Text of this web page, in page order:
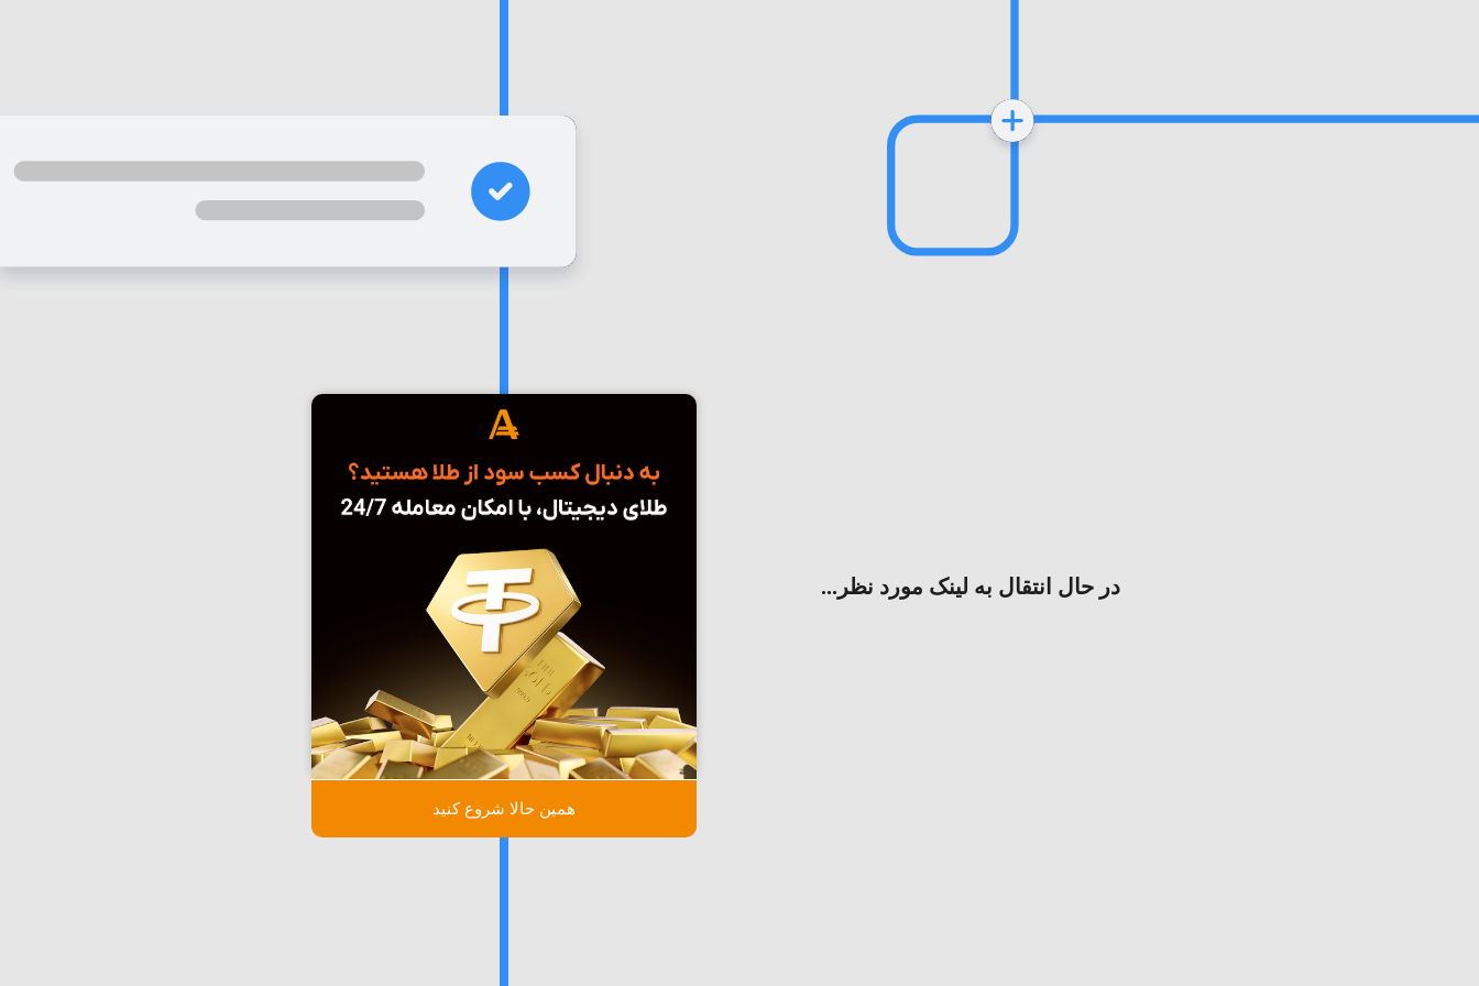
همین حالا شروع کنید
در حال انتقال به لینک مورد نظر...